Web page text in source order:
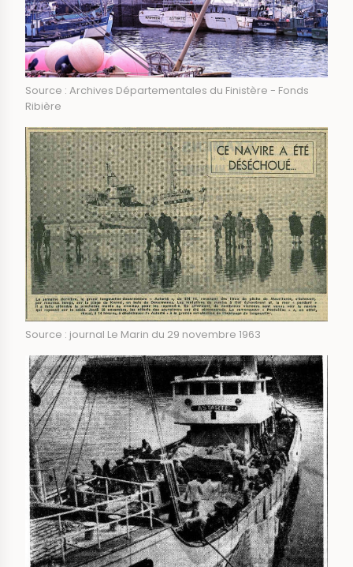
Source : Archives Départementales du Finistère - Fonds
Ribière
Source : journal Le Marin du 29 novembre 1963